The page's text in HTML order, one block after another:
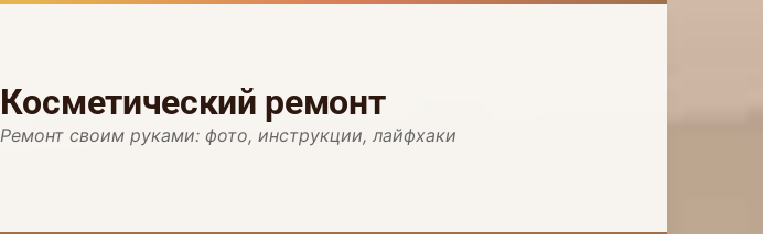
Косметический ремонт
Ремонт своим руками: фото, инструкции, лайфхаки